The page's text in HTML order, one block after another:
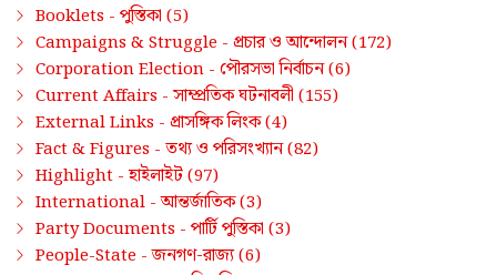
Booklets - পুস্তিকা (5)
Campaigns & Struggle - প্রচার ও আন্দোলন(172)
Corporation Election - পৌরসভা নির্বাচন(6)
Current Affairs - সাম্প্রতিক ঘটনাবলী (155)
External Links - প্রাসঙ্গিক লিংক(4)
Fact & Figures - তথ্য ও পরিসংখ্যান(82)
Highlight -হাইলাইট(97)
International -আন্তর্জাতিক(3)
Party Documents - পার্টি পুস্তিকা (3)
People-State -জনগণ-রাজ্য(6)